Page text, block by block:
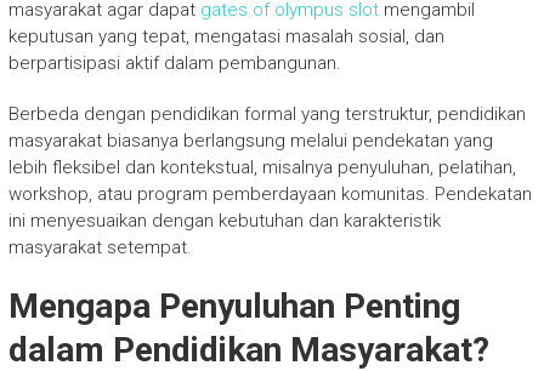
masyarakat agar dapat gates of olympus slotmengambil
keputusan yang tepat, mengatasi masalah sosial, dan
berpartisipasi aktif dalam pembangunan.
Berbeda dengan pendidikan formal yang terstruktur, pendidikan
masyarakat biasanya berlangsung melalui pendekatan yang
lebih fleksibel dan kontekstual, misalnya penyuluhan, pelatihan,
workshop, atau program pemberdayaan komunitas. Pendekatan
ini menyesuaikan dengan kebutuhan dan karakteristik
masyarakat setempat.
Mengapa Penyuluhan Penting
dalam Pendidikan Masyarakat?